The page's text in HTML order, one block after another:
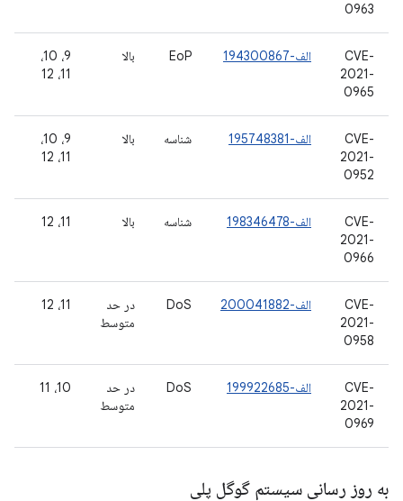
0963
CVE-
2021-
0965
الف-194300867 EoP بالا
9، 10،
11، 12
CVE-
2021-
0952
الف-195748381 شناسه بالا
9، 10،
11، 12
CVE-
2021-
0966
الف-198346478 شناسه بالا 11، 12
CVE-
2021-
0958
الف-200041882 DoS
در حد
متوسط
11، 12
CVE-
2021-
0969
الف-199922685 DoS
در حد
متوسط
10، 11
به روز رسانی سیستم گوگل پلی